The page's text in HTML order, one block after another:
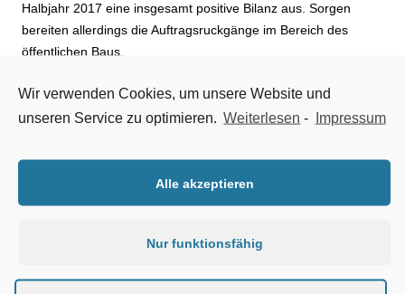
Halbjahr 2017 eine insgesamt positive Bilanz aus. Sorgen
bereiten allerdings die Auftragsruckgänge im Bereich des
öffentlichen Baus.
Die Bauproduktion, gemessen in geleisteten Arbeitsstunden,
konnte im Verbandsgebiet im Halbjahresvergleich zu 2016 um
sich dagegen eine gespaltene Entwicklung. Während der
Wohnungsbau und der Wirt-schaftsbau um 5,5 % bzw. 9,5 %
zulegen konnten, sanken die Auftragseingänge im öffentlichen
das hohe Niveau der Auftragseingänge im Vergleichszeitraum
Wir verwenden Cookies, um unsere Website und
unseren Service zu optimieren. Weiterlesen - Impressum
Alle akzeptieren
Nur funktionsfähig